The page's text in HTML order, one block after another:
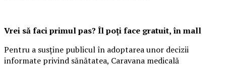
Vrei să faci primul pas? Îl poți face gratuit, în mall
Pentru a susține publicul în adoptarea unor decizii
informate privind sănătatea, Caravana medicală